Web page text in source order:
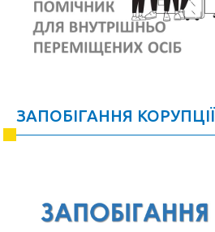
ЗАПОБІГАННЯ КОРУПЦІЇ